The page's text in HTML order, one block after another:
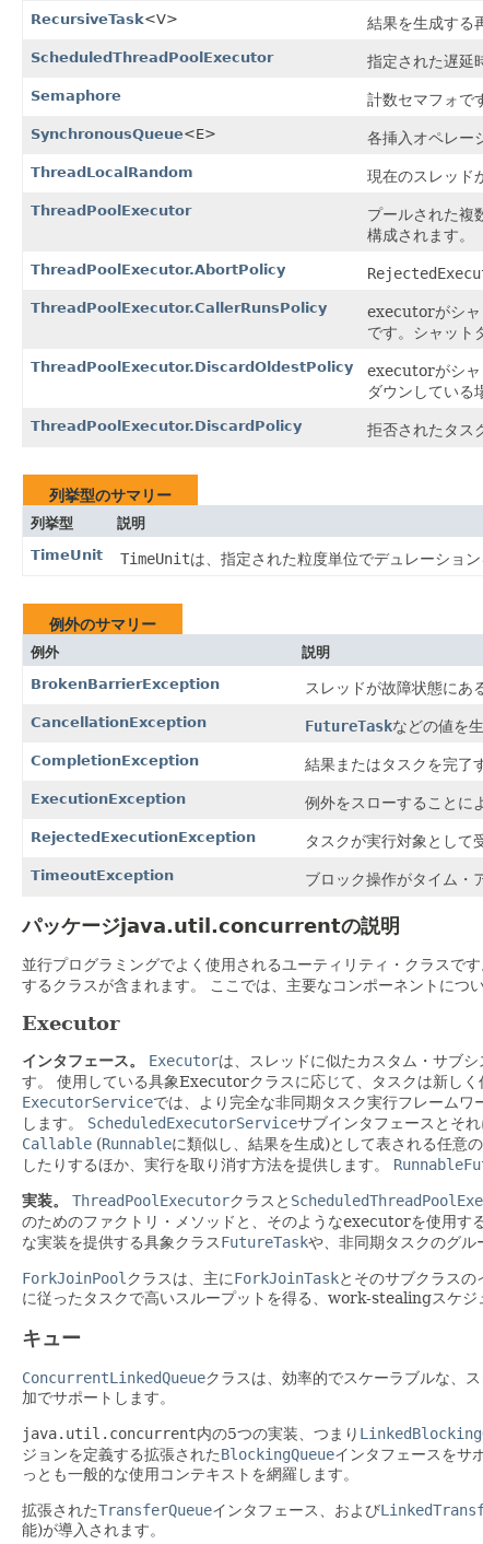
RecursiveTask<V> 結果を生成する
ScheduledThreadPoolExecutor 指定された遅延
Semaphore 計数セマフォで
SynchronousQueue<E> 各挿入オペレー
ThreadLocalRandom 現在のスレッド
ThreadPoolExecutor プールされた複
構成されます。
ThreadPoolExecutor.AbortPolicy
ThreadPoolExecutor.CallerRunsPolicy executorがシャ
です。シャット
ThreadPoolExecutor.DiscardOldestPolicy executorがシャ
ダウンしている
ThreadPoolExecutor.DiscardPolicy 拒否されたタス
列挙型のサマリー
列挙型
説明
TimeUnit
TimeUnitは、指定された粒度単位でデュレーショ
例外のサマリー
例外
説明
BrokenBarrierException
スレッドが故障状態にあ
CancellationException FutureTaskなどの値を
CompletionException 結果またはタスクを完了
ExecutionException 例外をスローすることに
RejectedExecutionException タスクが実行対象として
TimeoutException ブロック操作がタイム・
パッケージjava.util.concurrentの説明
並行プログラミングでよく使用されるユーティリティ・クラスです
するクラスが含まれます。
ここでは、主要なコンポーネントにつ
Executor
インタフェース。 Executorは、スレッドに似たカスタム・サブ
す。
使用している具象Executorクラスに応じて、タスクは新し
ExecutorServiceでは、より完全な非同期タスク実行フレームワ
します。
ScheduledExecutorServiceサブインタフェースとそ
Callable (Runnableに類似し、結果を生成)として表される任意
したりするほか、実行を取り消す方法を提供します。
実装。 ThreadPoolExecutorクラスと
のためのファクトリ・メソッドと、そのようなexecutorを使用す
な実装を提供する具象クラスFutureTaskや、非同期タスクのグル
ForkJoinPoolクラスは、主にForkJoinTaskとそのサブクラス
に従ったタスクで高いスループットを得る、work-stealingスケジ
キュー
ConcurrentLinkedQueueクラスは、効率的でスケーラブルな、
加でサポートします。
java.util.concurrent内の5つの実装、つまり
ジョンを定義する拡張されたBlockingQueueインタフェースをサ
っとも一般的な使用コンテキストを網羅します。
拡張されたTransferQueueインタフェース、および
能)が導入されます。